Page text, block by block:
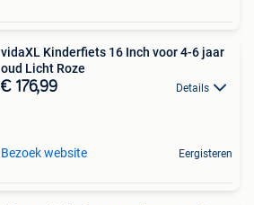
vidaXL Kinderfiets 16 Inch voor 4-6 jaar
oud Licht Roze
€ 176,99 Details
Bezoek website Eergisteren